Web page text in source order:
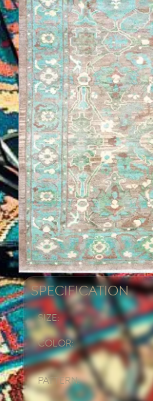
Specification
Size:
Color:
Pattern: